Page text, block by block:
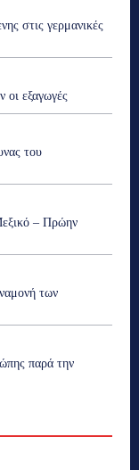
στις γερμανικές
οι εξαγωγές
του
– Πρώην
των
παρά την